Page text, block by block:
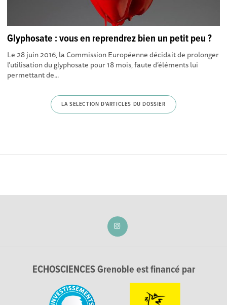
Glyphosate : vous en reprendrez bien un petit peu ?
Le 28 juin 2016, la Commission Européenne décidait de prolonger
l’utilisation du glyphosate pour 18 mois, faute d’éléments lui
permettant de...
LA SELECTION D'ARTICLES DU DOSSIER
ECHOSCIENCES Grenoble est financé par